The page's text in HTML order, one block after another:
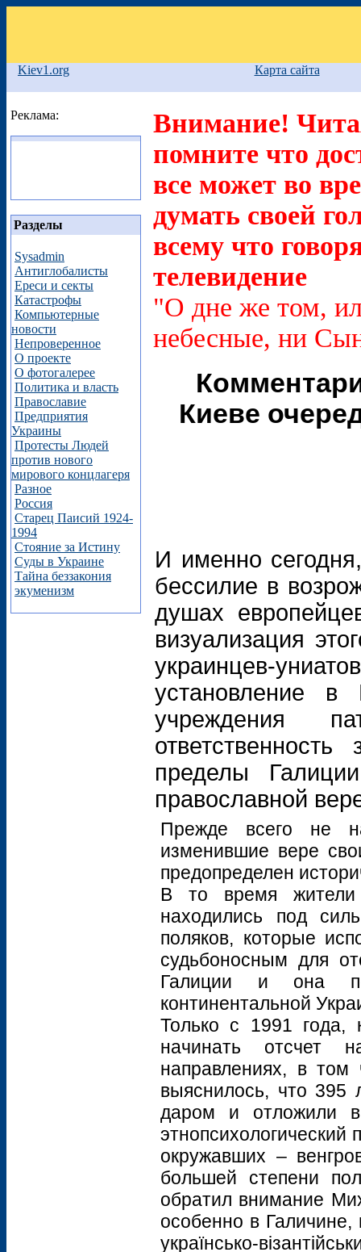
Kiev1.org Карта сайта
Реклама:
Разделы
Sysadmin
Антиглобалисты
Ереси и секты
Катастрофы
Компьютерные
новости
Непроверенное
О проекте
О фотогалерее
Политика и власть
Православие
Предприятия
Украины
Протесты Людей
против нового
мирового концлагеря
Разное
Россия
Старец Паисий 1924-
1994
Стояние за Истину
Суды в Украине
Тайна беззакония
экуменизм
Внимание!
помните что
все может во
думать своей
всему что
телевидение
"О дне же том,
небесные, ни
Киеве
И именно
бессилие в
душах
визуализация
украинцев-
установление в
учреждения
пределы
православной
Прежде всего не
изменившие вере
предопределен
В то время жители
находились под
поляков, которые
судьбоносным для
Галиции и она
континентальной
Только с 1991 года,
начинать отсчет
направлениях, в том
выяснилось, что 395
даром и отложили в
этнопсихологический
окружавших –
большей степени
обратил внимание
особенно в Галичине,
українсько-